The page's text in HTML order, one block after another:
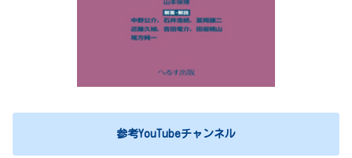
参考YouTubeチャンネル